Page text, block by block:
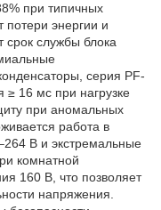
при типичных
потери энергии и
срок службы блока
серия PF-
≥ 16 мс при нагрузке
при аномальных
работа в
В и экстремальные
комнатной
160 В, что позволяет
напряжения.